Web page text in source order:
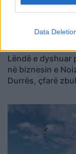
Data
Lëndë e dyshuar
në biznesin e
Durrës, çfarë